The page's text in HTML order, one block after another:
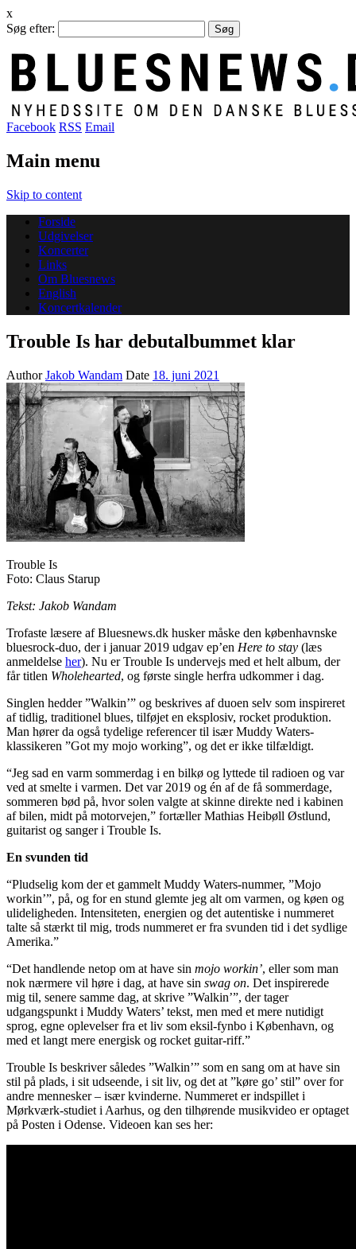
x
Søg efter:
Facebook RSS Email
Main menu
Skip to content
Forside
Udgivelser
Koncerter
Links
Om Bluesnews
English
Koncertkalender
Trouble Is har debutalbummet klar
AuthorJakob Wandam Date 18. juni 2021
Trouble Is
Foto: Claus Starup
Tekst: Jakob Wandam
Trofaste læsere af Bluesnews.dk husker måske den københavnske
bluesrock-duo, der i januar 2019 udgav ep’en Here to stay (læs
anmeldelse her). Nu er Trouble Is undervejs med et helt album, der
får titlen Wholehearted, og første single herfra udkommer i dag.
Singlen hedder ”Walkin’” og beskrives af duoen selv som inspireret
af tidlig, traditionel blues, tilføjet en eksplosiv, rocket produktion.
Man hører da også tydelige referencer til især Muddy Waters-
klassikeren ”Got my mojo working”, og det er ikke tilfældigt.
“Jeg sad en varm sommerdag i en bilkø og lyttede til radioen og var
ved at smelte i varmen. Det var 2019 og én af de få sommerdage,
sommeren bød på, hvor solen valgte at skinne direkte ned i kabinen
af bilen, midt på motorvejen,” fortæller Mathias Heibøll Østlund,
guitarist og sanger i Trouble Is.
En svunden tid
“Pludselig kom der et gammelt Muddy Waters-nummer, ”Mojo
workin’”, på, og for en stund glemte jeg alt om varmen, og køen og
ulideligheden. Intensiteten, energien og det autentiske i nummeret
talte så stærkt til mig, trods nummeret er fra svunden tid i det sydlige
Amerika.”
“Det handlende netop om at have sin mojo workin’, eller som man
nok nærmere vil høre i dag, at have sin swag on. Det inspirerede
mig til, senere samme dag, at skrive ”Walkin’”, der tager
udgangspunkt i Muddy Waters’ tekst, men med et mere nutidigt
sprog, egne oplevelser fra et liv som eksil-fynbo i København, og
med et langt mere energisk og rocket guitar-riff.”
Trouble Is beskriver således ”Walkin’” som en sang om at have sin
stil på plads, i sit udseende, i sit liv, og det at ”køre go’ stil” over for
andre mennesker – især kvinderne. Nummeret er indspillet i
Mørkværk-studiet i Aarhus, og den tilhørende musikvideo er optaget
på Posten i Odense. Videoen kan ses her: